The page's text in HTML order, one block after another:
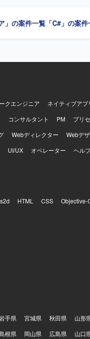
」の案件一覧 「C#」の案
クエンジニア ネイティブア
コンサルタント PM プリ
Webディレクター Webデ
UI/UX オペレーター ヘル
HTML CSS Objective-
手県 宮城県 秋田県 山形
根県 岡山県 広島県 山口